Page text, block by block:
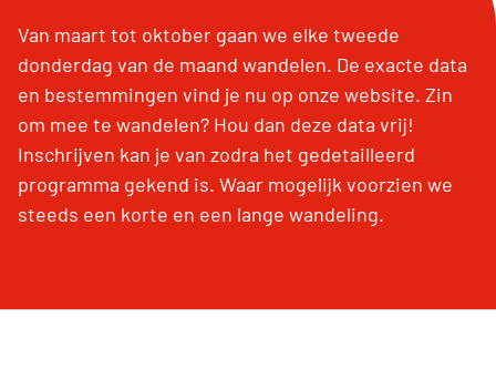
Van maart tot oktober gaan we elke tweede
donderdag van de maand wandelen. De exacte data
en bestemmingen vind je nu op onze website. Zin
om mee te wandelen? Hou dan deze data vrij!
Inschrijven kan je van zodra het gedetailleerd
programma gekend is. Waar mogelijk voorzien we
steeds een korte en een lange wandeling.